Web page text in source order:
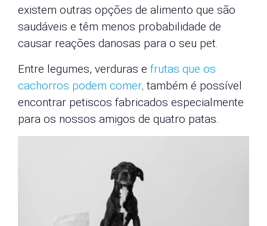
existem outras opções de alimento que são
saudáveis e têm menos probabilidade de
causar reações danosas para o seu pet.
Entre legumes, verduras e frutas que os
cachorros podem comer, também é possível
encontrar petiscos fabricados especialmente
para os nossos amigos de quatro patas.